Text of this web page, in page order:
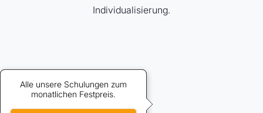
Individualisierung.
Credits bieten vergünstigten
Zugang zu unseren Schulungen.
Alle unsere Schulungen zum
monatlichen Festpreis.